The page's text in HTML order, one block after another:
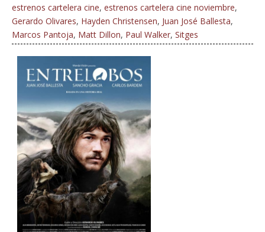
estrenos cartelera cine, estrenos cartelera cine noviembre,
Gerardo Olivares, Hayden Christensen, Juan José Ballesta,
Marcos Pantoja, Matt Dillon, Paul Walker, Sitges